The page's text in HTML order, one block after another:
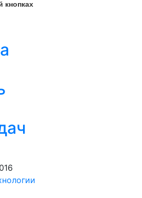
кнопках